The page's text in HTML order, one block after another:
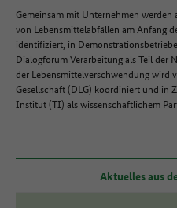
Gemeinsam mit Unternehmen
von Lebensmittelabfällen am Anfang
identifiziert, in
Dialogforum Verarbeitung als Teil der
der Lebensmittelverschwendung wird
Gesellschaft (DLG) koordiniert und in
Institut (TI) als wissenschaftlichem
Aktuelles aus